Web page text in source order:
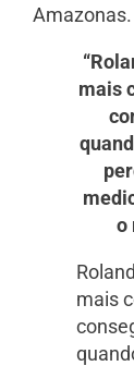
Amazonas.
mais
o
mais